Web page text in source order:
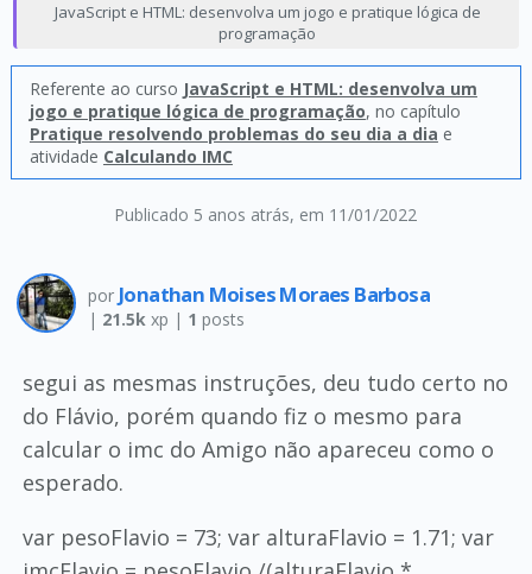
Publicado 5 anos atrás, em 11/01/2022
JavaScript e HTML: desenvolva um jogo e pratique lógica de
programação
Referente ao curso JavaScript e HTML: desenvolva um
jogo e pratique lógica de programação, no capítulo
Pratique resolvendo problemas do seu dia a dia e
atividade Calculando IMC
por Jonathan Moises Moraes Barbosa
| 21.5kxp | 1 posts
segui as mesmas instruções, deu tudo certo no
do Flávio, porém quando fiz o mesmo para
calcular o imc do Amigo não apareceu como o
esperado.
var pesoFlavio = 73; var alturaFlavio = 1.71; var